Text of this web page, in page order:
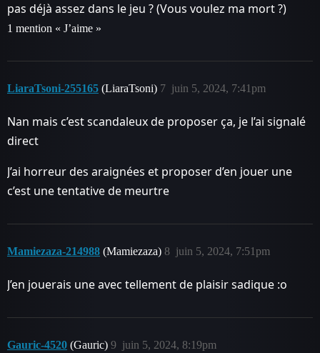
pas déjà assez dans le jeu ? (Vous voulez ma mort ?)
1 mention « J’aime »
LiaraTsoni-255165 (LiaraTsoni) juin 5, 2024, 7:41pm
7
Nan mais c’est scandaleux de proposer ça, je l’ai signalé
direct
J’ai horreur des araignées et proposer d’en jouer une
c’est une tentative de meurtre
Mamiezaza-214988 (Mamiezaza) juin 5, 2024, 7:51pm
8
J’en jouerais une avec tellement de plaisir sadique :o
Gauric-4520 (Gauric) juin 5, 2024, 8:19pm
9